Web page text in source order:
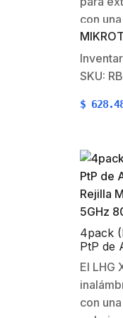
con
punto o
para
SKU:
$
4pack
PtP de
Rejilla
5GHz
El LHG
con